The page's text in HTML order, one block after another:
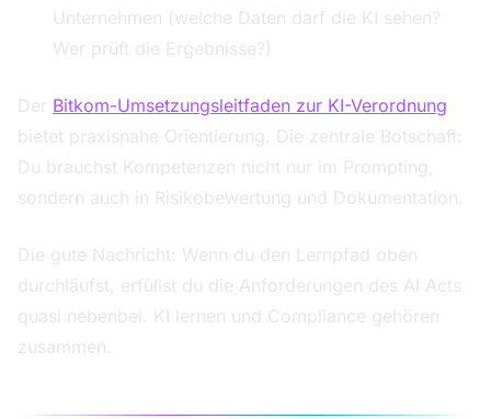
Unternehmen (welche Daten darf die KI sehen?
Wer prüft die Ergebnisse?)
Der Bitkom-Umsetzungsleitfaden zur KI-Verordnung
bietet praxisnahe Orientierung. Die zentrale Botschaft:
Du brauchst Kompetenzen nicht nur im Prompting,
sondern auch in Risikobewertung und Dokumentation.
Die gute Nachricht: Wenn du den Lernpfad oben
durchläufst, erfüllst du die Anforderungen des AI Acts
quasi nebenbei. KI lernen und Compliance gehören
zusammen.